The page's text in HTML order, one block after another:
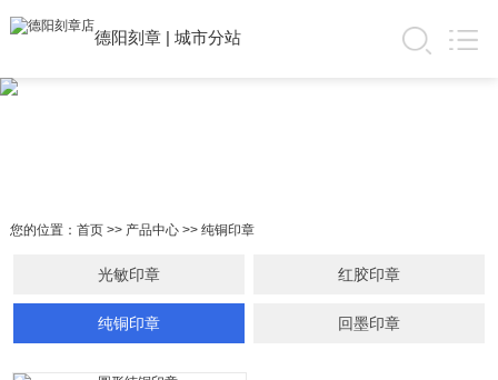
德阳刻章| 城市分站
您的位置： 首页>> 产品中心>> 纯铜印章
光敏印章 红胶印章
纯铜印章 回墨印章